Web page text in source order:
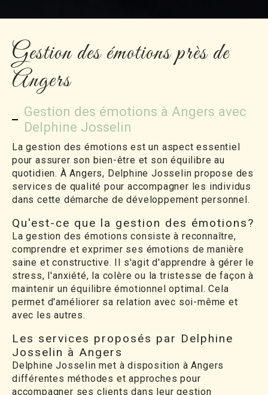
Gestion des émotions près de
Angers
Gestion des émotions à Angers avec
Delphine Josselin
La gestion des émotions est un aspect essentiel
pour assurer son bien-être et son équilibre au
quotidien. À Angers, Delphine Josselin propose des
services de qualité pour accompagner les individus
dans cette démarche de développement personnel.
Qu'est-ce que la gestion des émotions?
La gestion des émotions consiste à reconnaître,
comprendre et exprimer ses émotions de manière
saine et constructive. Il s'agit d'apprendre à gérer le
stress, l'anxiété, la colère ou la tristesse de façon à
maintenir un équilibre émotionnel optimal. Cela
permet d'améliorer sa relation avec soi-même et
avec les autres.
Les services proposés par Delphine
Josselin à Angers
Delphine Josselin met à disposition à Angers
différentes méthodes et approches pour
accompagner ses clients dans leur gestion